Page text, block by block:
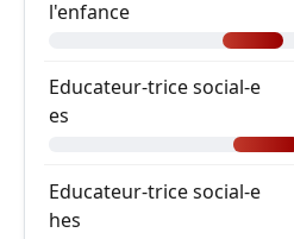
l'enfance
Educateur-trice social-e
es
Educateur-trice social-e
hes